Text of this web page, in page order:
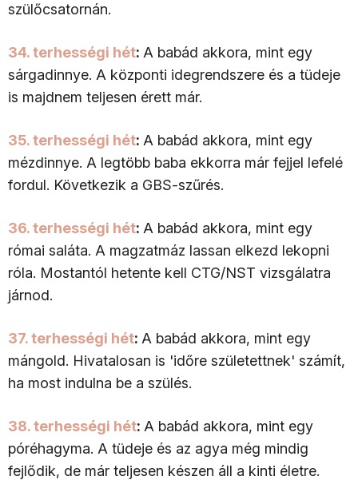
szülőcsatornán.
34. terhességi hét: A babád akkora, mint egy
sárgadinnye. A központi idegrendszere és a tüdeje
is majdnem teljesen érett már.
35. terhességi hét: A babád akkora, mint egy
mézdinnye. A legtöbb baba ekkorra már fejjel lefelé
fordul. Következik a GBS-szűrés.
36. terhességi hét: A babád akkora, mint egy
római saláta. A magzatmáz lassan elkezd lekopni
róla. Mostantól hetente kell CTG/NST vizsgálatra
járnod.
37. terhességi hét: A babád akkora, mint egy
mángold. Hivatalosan is 'időre születettnek' számít,
ha most indulna be a szülés.
38. terhességi hét: A babád akkora, mint egy
póréhagyma. A tüdeje és az agya még mindig
fejlődik, de már teljesen készen áll a kinti életre.